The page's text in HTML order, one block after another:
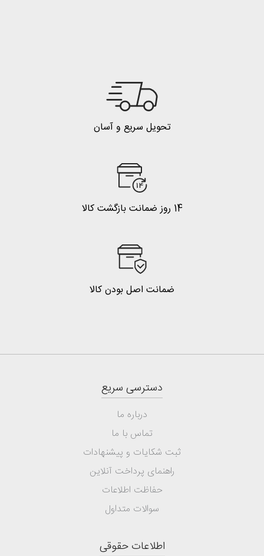
تحویل سریع و آسان
14 روز ضمانت بازگشت کالا
ضمانت اصل بودن کالا
دسترسی سریع
درباره ما
تماس با ما
ثبت شکایات و پیشنهادات
راهنمای پرداخت آنلاین
حفاظت اطلاعات
سوالات متداول
اطلاعات حقوقی